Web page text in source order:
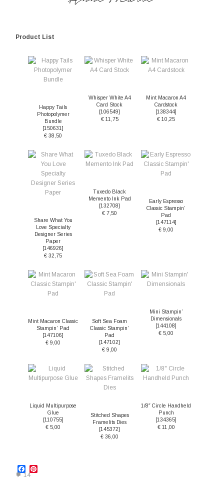
Product List
Happy Tails
Photopolymer
Bundle
[150631]
€ 38,50
Whisper White A4
Card Stock
[106549]
€ 11,75
Mint Macaron A4
Cardstock
[138344]
€ 10,25
Share What You
Love Specialty
Designer Series
Paper
[146926]
€ 32,75
Tuxedo Black
Memento Ink Pad
[132708]
€ 7,50
Early Espresso
Classic Stampin’
Pad
[147114]
€ 9,00
Mint Macaron Classic
Stampin’ Pad
[147106]
€ 9,00
Soft Sea Foam
Classic Stampin’
Pad
[147102]
€ 9,00
Mini Stampin’
Dimensionals
[144108]
€ 5,00
Liquid Multipurpose
Glue
[110755]
€ 5,00
Stitched Shapes
Framelits Dies
[145372]
€ 36,00
1/8″ Circle Handheld
Punch
[134365]
€ 11,00
Facebook
14